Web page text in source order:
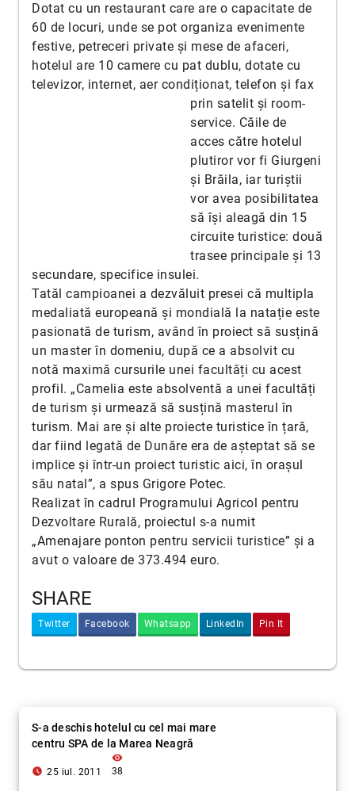
Dotat cu un restaurant care are o capacitate de
60 de locuri, unde se pot organiza evenimente
festive, petreceri private și mese de afaceri,
hotelul are 10 camere cu pat dublu, dotate cu
televizor, internet, aer condiționat, telefon și fax
prin satelit și room-
service. Căile de
acces către hotelul
plutiror vor fi Giurgeni
și Brăila, iar turiștii
vor avea posibilitatea
să își aleagă din 15
circuite turistice: două
trasee principale și 13
secundare, specifice insulei.
Tatăl campioanei a dezvăluit presei că multipla
medaliată europeană și mondială la natație este
pasionată de turism, având în proiect să susțină
un master în domeniu, după ce a absolvit cu
notă maximă cursurile unei facultăți cu acest
profil. „Camelia este absolventă a unei facultăți
de turism și urmează să susțină masterul în
turism. Mai are și alte proiecte turistice în țară,
dar fiind legată de Dunăre era de așteptat să se
implice și într-un proiect turistic aici, în orașul
său natal”, a spus Grigore Potec.
Realizat în cadrul Programului Agricol pentru
Dezvoltare Rurală, proiectul s-a numit
„Amenajare ponton pentru servicii turistice” și a
avut o valoare de 373.494 euro.
SHARE
Twitter Facebook Whatsapp LinkedIn Pin It
S-a deschis hotelul cu cel mai mare
centru SPA de la Marea Neagră
access_time_filled 25 iul. 2011
visibility
38